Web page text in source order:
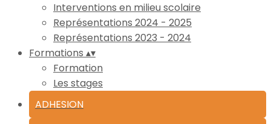
Interventions en milieu scolaire
Représentations 2024 - 2025
Représentations 2023 - 2024
Formations ▴▾
Formation
Les stages
ADHESION